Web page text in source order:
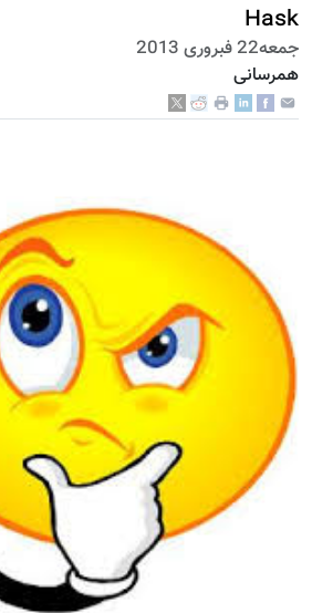
Hask
جمعه22 فبروری 2013
همرسانی